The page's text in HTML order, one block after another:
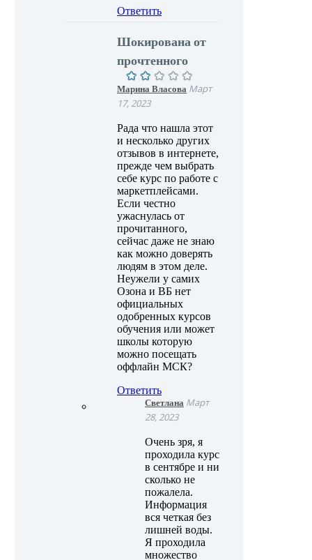
Ответить
Шокирована от
прочтенного
Марина Власова Март
17, 2023
Рада что нашла этот
и несколько других
отзывов в интернете,
прежде чем выбрать
себе курс по работе с
маркетплейсами.
Если честно
ужаснулась от
прочитанного,
сейчас даже не знаю
как можно доверять
людям в этом деле.
Неужели у самих
Озона и ВБ нет
официальных
одобренных курсов
обучения или может
школы которую
можно посещать
оффлайн МСК?
Ответить
Светлана Март
28, 2023
Очень зря, я
проходила курс
в сентябре и ни
сколько не
пожалела.
Информация
вся четкая без
лишней воды.
Я проходила
множество